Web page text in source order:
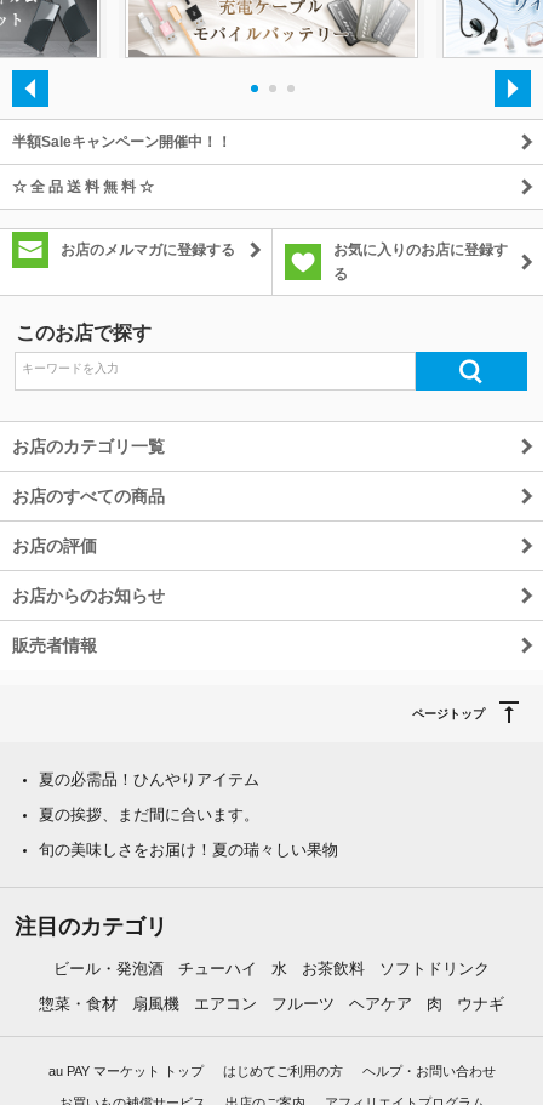
半額Saleキャンペーン開催中！！
☆ 全 品 送 料 無 料 ☆
お店のメルマガに登録する
お気に入りのお店に登録す
る
このお店で探す
お店のカテゴリ一覧
お店のすべての商品
お店の評価
お店からのお知らせ
販売者情報
ページトップ
夏の必需品！ひんやりアイテム
夏の挨拶、まだ間に合います。
旬の美味しさをお届け！夏の瑞々しい果物
注目のカテゴリ
ビール・発泡酒 チューハイ 水 お茶飲料
ソフトドリンク
惣菜・食材
扇風機 エアコン フルーツ ヘアケア 肉 ウナギ
au PAY マーケット トップ はじめてご利用の方 ヘルプ・お問い合わせ